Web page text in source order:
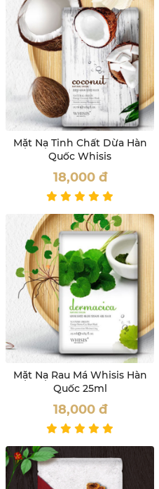
Mặt Nạ Tinh Chất Dừa Hàn
Quốc Whisis
18,000 đ
Mặt Nạ Rau Má Whisis Hàn
Quốc 25ml
18,000 đ